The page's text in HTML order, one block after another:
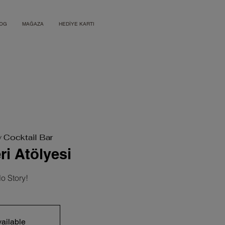
MAĞAZA HEDİYE KARTI
Cocktail Bar
Atölyesi
Story!